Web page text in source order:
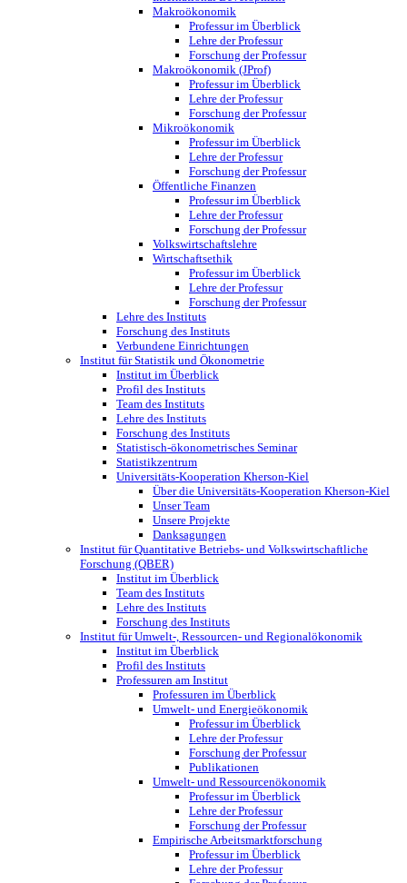
Makroökonomik
Professur im Überblick
Lehre der Professur
Forschung der Professur
Makroökonomik (JProf)
Professur im Überblick
Lehre der Professur
Forschung der Professur
Mikroökonomik
Professur im Überblick
Lehre der Professur
Forschung der Professur
Öffentliche Finanzen
Professur im Überblick
Lehre der Professur
Forschung der Professur
Volkswirtschaftslehre
Wirtschaftsethik
Professur im Überblick
Lehre der Professur
Forschung der Professur
Lehre des Instituts
Forschung des Instituts
Verbundene Einrichtungen
Institut für Statistik und Ökonometrie
Institut im Überblick
Profil des Instituts
Team des Instituts
Lehre des Instituts
Forschung des Instituts
Statistisch-ökonometrisches Seminar
Statistikzentrum
Universitäts-Kooperation Kherson-Kiel
Über die Universitäts-Kooperation Kherson-Kiel
Unser Team
Unsere Projekte
Danksagungen
Institut für Quantitative Betriebs- und Volkswirtschaftliche
Forschung (QBER)
Institut im Überblick
Team des Instituts
Lehre des Instituts
Forschung des Instituts
Institut für Umwelt-, Ressourcen- und Regionalökonomik
Institut im Überblick
Profil des Instituts
Professuren am Institut
Professuren im Überblick
Umwelt- und Energieökonomik
Professur im Überblick
Lehre der Professur
Forschung der Professur
Publikationen
Umwelt- und Ressourcenökonomik
Professur im Überblick
Lehre der Professur
Forschung der Professur
Empirische Arbeitsmarktforschung
Professur im Überblick
Lehre der Professur